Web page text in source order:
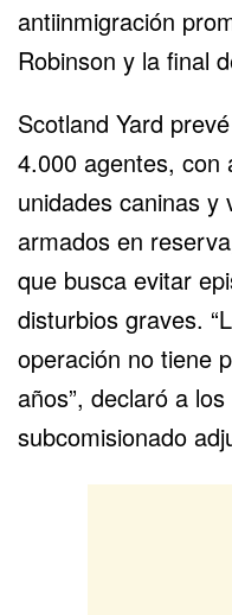
antiinmigración
Robinson y la final
Scotland Yard
4.000 agentes, con
unidades caninas y
armados en
que busca evitar
disturbios graves.
operación no tiene
años”, declaró a
subcomisionado